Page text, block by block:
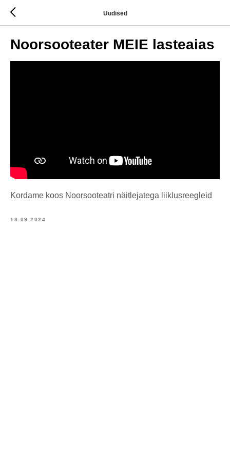
Uudised
Noorsooteater MEIE lasteaias
Kordame koos Noorsooteatri näitlejatega liiklusreegleid
18.09.2024